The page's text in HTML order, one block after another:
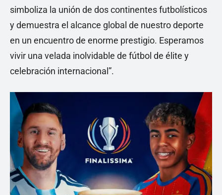
simboliza la unión de dos continentes futbolísticos
y demuestra el alcance global de nuestro deporte
en un encuentro de enorme prestigio. Esperamos
vivir una velada inolvidable de fútbol de élite y
celebración internacional”.